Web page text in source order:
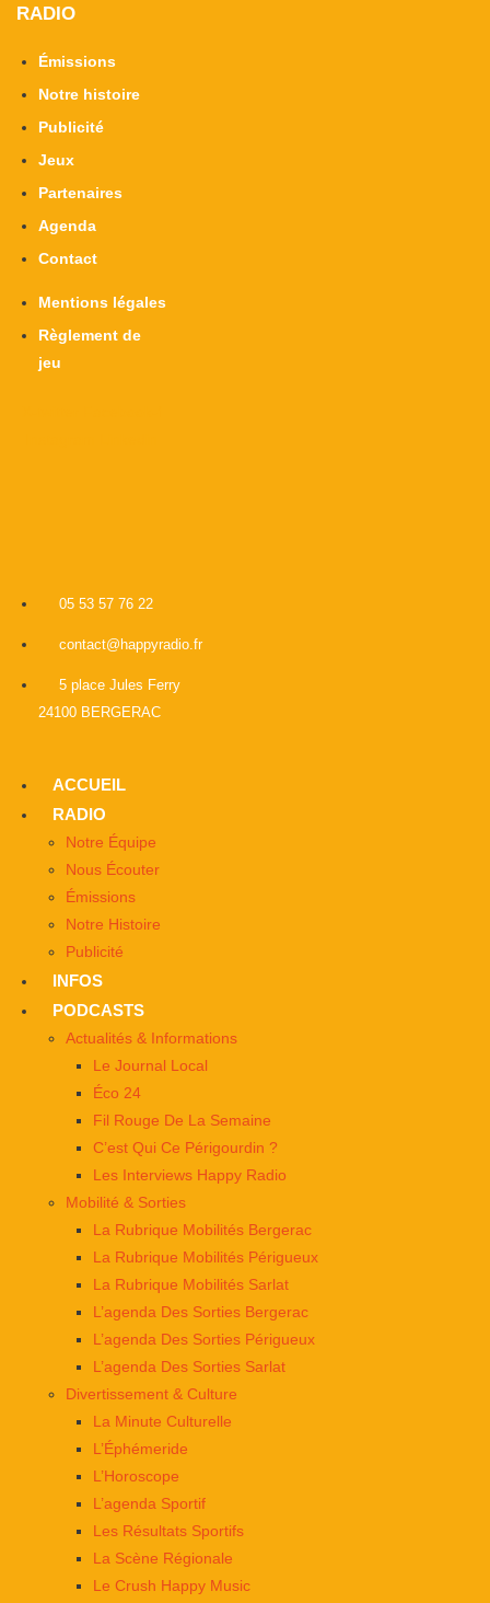
RADIO
Émissions
Notre histoire
Publicité
Jeux
Partenaires
Agenda
Contact
Mentions légales
Règlement de
jeu
05 53 57 76 22
contact@happyradio.fr
5 place Jules Ferry
24100 BERGERAC
ACCUEIL
RADIO
Notre Équipe
Nous Écouter
Émissions
Notre Histoire
Publicité
INFOS
PODCASTS
Actualités & Informations
Le Journal Local
Éco 24
Fil Rouge De La Semaine
C’est Qui Ce Périgourdin ?
Les Interviews Happy Radio
Mobilité & Sorties
La Rubrique Mobilités Bergerac
La Rubrique Mobilités Périgueux
La Rubrique Mobilités Sarlat
L’agenda Des Sorties Bergerac
L’agenda Des Sorties Périgueux
L’agenda Des Sorties Sarlat
Divertissement & Culture
La Minute Culturelle
L’Éphémeride
L’Horoscope
L’agenda Sportif
Les Résultats Sportifs
La Scène Régionale
Le Crush Happy Music